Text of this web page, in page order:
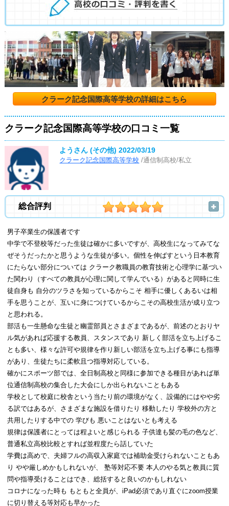
クラーク記念国際高等学校の詳細はこちら
クラーク記念国際高等学校の口コミ一覧
ようさん (その他)2022/03/19
クラーク記念国際高等学校 /通信制高校/私立
総合評判
男子卒業生の保護者です
中学で不登校等だった生徒は確かに多いですが、高校生になってみてな
ぜそうだったかと思うような生徒が多い。個性を伸ばすという日本教育
にたらない部分については クラーク教職員の教育技術と心理学に基づい
た関わり（すべての教員が心理に関して学んでいる）があると同時に生
徒自身も 自分のツラさを知っているからこそ 相手に優しくあるいは相
手を思うことが、互いに身につけているからこその高校生活が成り立つ
と思われる。
部活も一生懸命な生徒と幽霊部員とさまざまであるが、前述のとおりヤ
ル気があれば応援する教員、スタンスであり 新しく部活を立ち上げるこ
とも多い、様々な許可や規律を作り新しい部活を立ち上げる事にも指導
があり、生徒たちに柔軟且つ指導対応している。
確かにスポーツ部では、全日制高校と同様に参加できる種目があれば単
位通信制高校の集合した大会にしか出られないこともある
学校として校庭に校舎という当たり前の環境がなく、設備的にはやや劣
る訳ではあるが、さまざまな施設を借りたり 移動したり 学校外の方と
共用したりする中での 学びも 悪いことはないとも考える
規律は保護者にとっては程よいと感じられる 子供達も髪の毛の色など、
普通私立高校比較とすれば並程度たら話していた
学費は高めで、夫婦フルの高収入家庭では補助金受けられないこともあ
り やや厳しめかもしれないが、 塾等対応不要 本人のやる気と教員に質
問や指導受けることはでき、総括すると良いのかもしれない
コロナになった時も もともと全員が、iPad必須であり直ぐにzoom授業
に切り替える等対応も早かった